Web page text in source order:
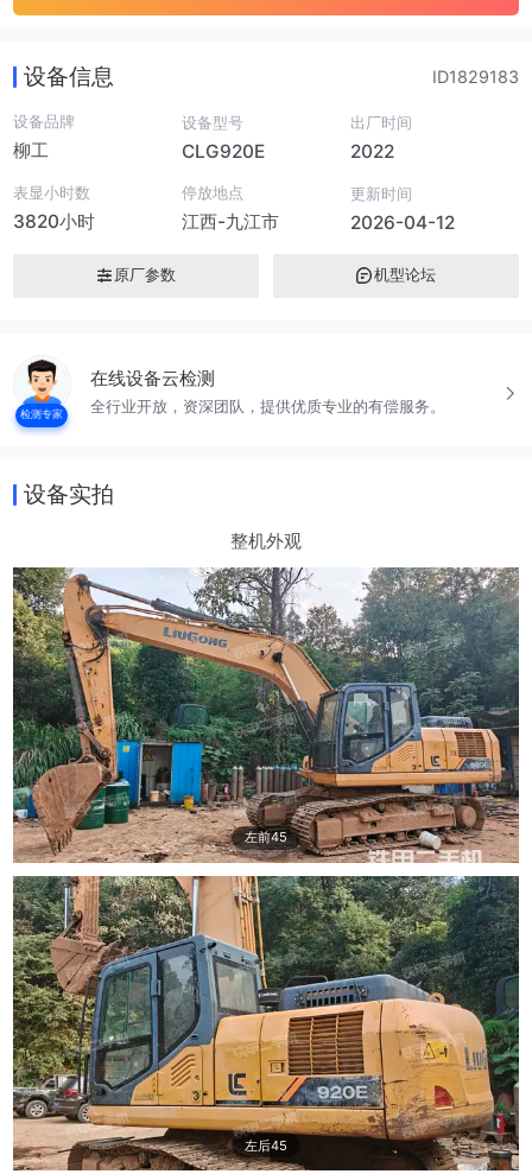
设备信息 ID1829183
设备品牌
柳工
设备型号
CLG920E
出厂时间
2022
表显小时数
3820小时
停放地点
江西-九江市
更新时间
2026-04-12
原厂参数 机型论坛
检测专家
在线设备云检测
全行业开放，资深团队，提供优质专业的有偿服务。
设备实拍
整机外观
左前45
左后45